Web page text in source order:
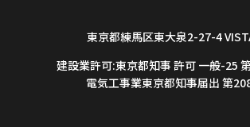
東京都練馬区東大泉2-27-4
建設業許可:東京都知事 許可 一般-25
電気工事業東京都知事届出 第